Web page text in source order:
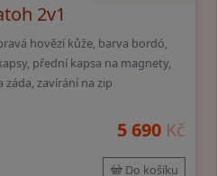
2v1
hovězí kůže, barva bordó,
přední kapsa na magnety,
zavírání na zip
5 690 Kč
Do košíku